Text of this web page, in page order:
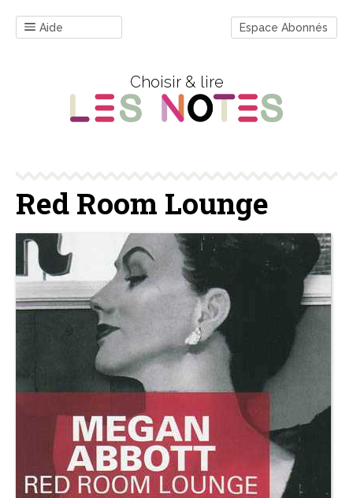
Aide Espace Abonnés
Choisir & lire
Red Room Lounge